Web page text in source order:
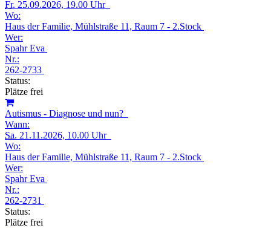
Fr. 25.09.2026, 19.00 Uhr
Wo:
Haus der Familie, Mühlstraße 11, Raum 7 - 2.Stock
Wer:
Spahr Eva
Nr.:
262-2733
Status:
Plätze frei
Autismus - Diagnose und nun?
Wann:
Sa. 21.11.2026, 10.00 Uhr
Wo:
Haus der Familie, Mühlstraße 11, Raum 7 - 2.Stock
Wer:
Spahr Eva
Nr.:
262-2731
Status:
Plätze frei